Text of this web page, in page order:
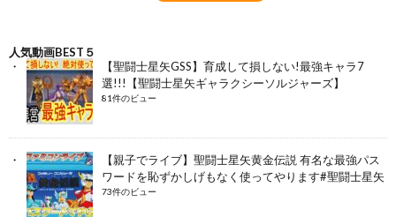
人気動画BEST５
【聖闘士星矢GSS】育成して損しない!最強キャラ7
選!!!【聖闘士星矢ギャラクシーソルジャーズ】
81件のビュー
【親子でライブ】聖闘士星矢黄金伝説 有名な最強パス
ワードを恥ずかしげもなく使ってやります#聖闘士星矢
73件のビュー